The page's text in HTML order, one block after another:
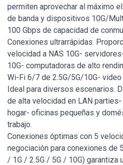
permiten aprovechar al máximo
de banda y dispositivos 10G/
100 Gbps de capacidad de
Conexiones ultrarrápidas.
velocidad a NAS 10G-
10G- computadoras de alto
Wi-Fi 6/7 de 2.5G/5G/10G- video
Ideal para diversos escenarios.
de alta velocidad en LAN
hogar- oficinas pequeñas y
trabajo.
Conexiones óptimas con 5
negociación para conexiones de
/ 1G / 2.5G / 5G / 10G) garantiza